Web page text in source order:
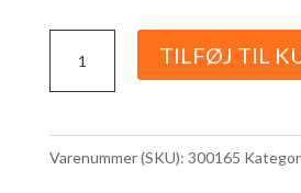
antal
TILFØJ TIL
Varenummer (SKU): 300165